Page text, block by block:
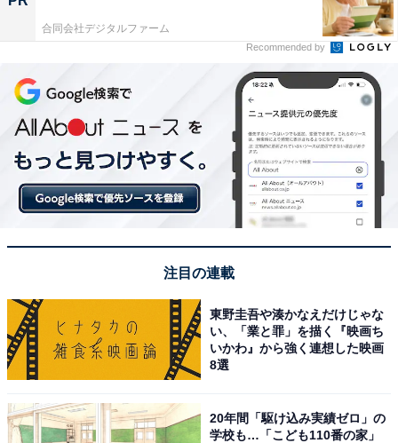
合同会社デジタルファーム
Recommended by
注目の連載
東野圭吾や湊かなえだけじゃな
い、「業と罪」を描く『映画ち
いかわ』から強く連想した映画
8選
20年間「駆け込み実績ゼロ」の
学校も…「こども110番の家」